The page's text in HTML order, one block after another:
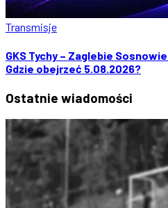
Transmisje
GKS Tychy – Zaglebie
Gdzie obejrzeć 5.08.2026?
Ostatnie wiadomości